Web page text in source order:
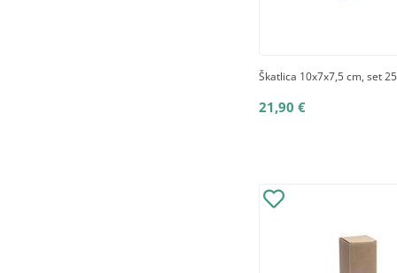
Škatlica 10x7x7,5 cm, set 25
21,90 €